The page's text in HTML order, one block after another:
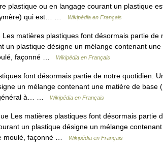
plastique ou en langage courant un plastique
qui est… …
Wikipédia en Français
matières plastiques font désormais partie de
un plastique désigne un mélange contenant
façonné …
Wikipédia en Français
font désormais partie de notre quotidien.
un mélange contenant une matière de base
général à… …
Wikipédia en Français
Les matières plastiques font désormais partie
un plastique désigne un mélange
moulé, façonné …
Wikipédia en Français